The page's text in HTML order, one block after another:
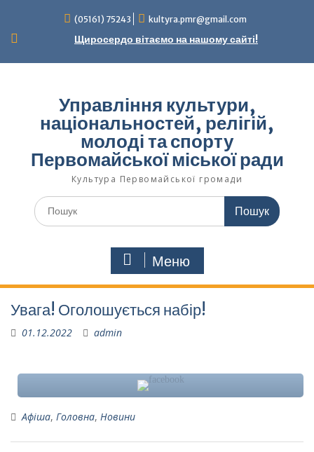
вмісту
(05161) 75243 kultyra.pmr@gmail.com
Щиросердо вітаємо на нашому сайті!
Управління культури,
національностей, релігій,
молоді та спорту
Первомайської міської ради
Культура Первомайcької громади
Шукати:
Меню
Увага! Оголошується набір!
01.12.2022 admin
Афіша, Головна, Новини